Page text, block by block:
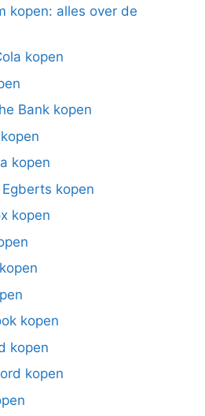
kopen: alles over de
kopen
Bank kopen
kopen
kopen
kopen
kopen
kopen
kopen